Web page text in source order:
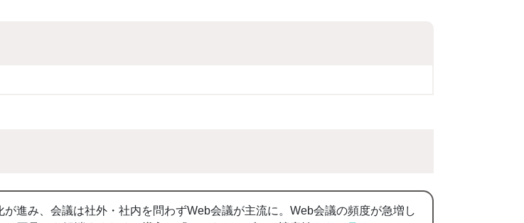
進み、会議は社外・社内を問わずWeb会議が主流に。Web会議の頻度が急増し